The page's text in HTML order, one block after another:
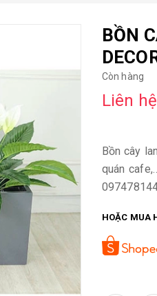
BỒN
Còn hàng
Liên hệ
Bồn cây
quán
HOẶC MUA